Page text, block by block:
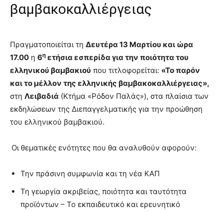
βαμβάκι.
Όλα
τελευταία
βαμβακοκαλλιέργειας
Πραγματοποιείται τη Δευτέρα 13 Μαρτίου και ώρα
17.00 η 6η ετήσια εσπερίδα για την ποιότητα του
ελληνικού βαμβακιού που τιτλοφορείται: «Το παρόν
και το μέλλον της ελληνικής βαμβακοκαλλιέργειας»,
στη Λειβαδιά (Κτήμα «Ρόδον Παλάς»), στα πλαίσια των
εκδηλώσεων της Διεπαγγελματικής για την προώθηση
του ελληνικού βαμβακιού.
Οι θεματικές ενότητες που θα αναλυθούν αφορούν:
Την πράσινη συμφωνία και τη νέα ΚΑΠ
Τη γεωργία ακριβείας, ποιότητα και ταυτότητα
προϊόντων – Το εκπαιδευτικό και ερευνητικό